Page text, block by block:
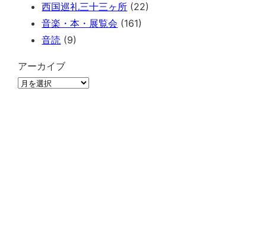
西国巡礼三十三ヶ所 (22)
音楽・本・展覧会 (161)
音読 (9)
アーカイブ